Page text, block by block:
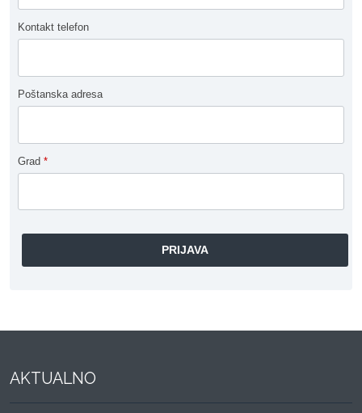
Kontakt telefon
Poštanska adresa
Grad *
AKTUALNO